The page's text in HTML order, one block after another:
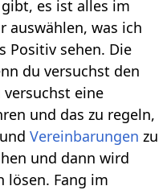
gibt, es ist alles im
auswählen, was ich
Positiv sehen. Die
du versuchst den
eine
und das zu regeln,
undVereinbarungen zu
und dann wird
lösen. Fang im